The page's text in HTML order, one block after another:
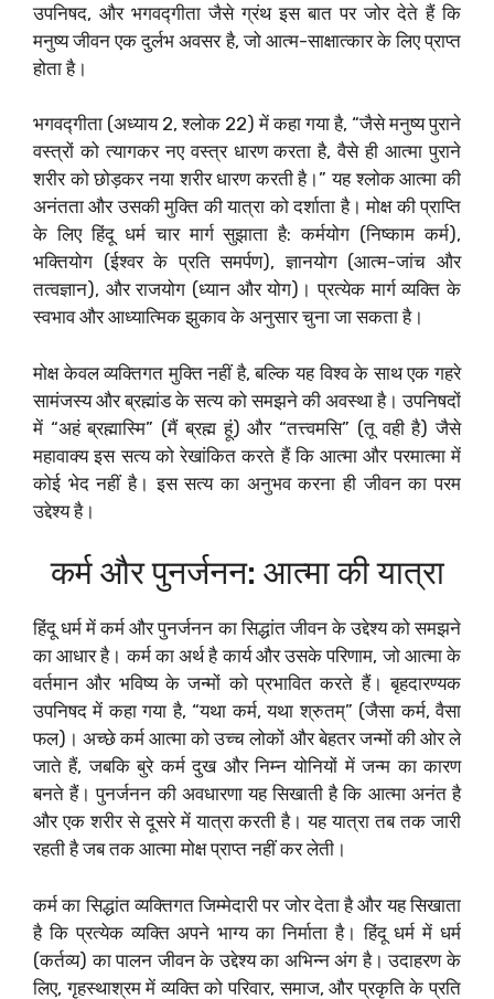
उपनिषद, और भगवद्गीता जैसे ग्रंथ इस बात पर जोर देते हैं कि
मनुष्य जीवन एक दुर्लभ अवसर है, जो आत्म-साक्षात्कार के लिए प्राप्त
होता है।
भगवद्गीता (अध्याय 2, श्लोक 22) में कहा गया है, “जैसे मनुष्य पुराने
वस्त्रों को त्यागकर नए वस्त्र धारण करता है, वैसे ही आत्मा पुराने
शरीर को छोड़कर नया शरीर धारण करती है।” यह श्लोक आत्मा की
अनंतता और उसकी मुक्ति की यात्रा को दर्शाता है। मोक्ष की प्राप्ति
के लिए हिंदू धर्म चार मार्ग सुझाता है: कर्मयोग (निष्काम कर्म),
भक्तियोग (ईश्वर के प्रति समर्पण), ज्ञानयोग (आत्म-जांच और
तत्वज्ञान), और राजयोग (ध्यान और योग)। प्रत्येक मार्ग व्यक्ति के
स्वभाव और आध्यात्मिक झुकाव के अनुसार चुना जा सकता है।
मोक्ष केवल व्यक्तिगत मुक्ति नहीं है, बल्कि यह विश्व के साथ एक गहरे
सामंजस्य और ब्रह्मांड के सत्य को समझने की अवस्था है। उपनिषदों
में “अहं ब्रह्मास्मि” (मैं ब्रह्म हूं) और “तत्त्वमसि” (तू वही है) जैसे
महावाक्य इस सत्य को रेखांकित करते हैं कि आत्मा और परमात्मा में
कोई भेद नहीं है। इस सत्य का अनुभव करना ही जीवन का परम
उद्देश्य है।
कर्म और पुनर्जनन: आत्मा की यात्रा
हिंदू धर्म में कर्म और पुनर्जनन का सिद्धांत जीवन के उद्देश्य को समझने
का आधार है। कर्म का अर्थ है कार्य और उसके परिणाम, जो आत्मा के
वर्तमान और भविष्य के जन्मों को प्रभावित करते हैं। बृहदारण्यक
उपनिषद में कहा गया है, “यथा कर्म, यथा श्रुतम्” (जैसा कर्म, वैसा
फल)। अच्छे कर्म आत्मा को उच्च लोकों और बेहतर जन्मों की ओर ले
जाते हैं, जबकि बुरे कर्म दुख और निम्न योनियों में जन्म का कारण
बनते हैं। पुनर्जनन की अवधारणा यह सिखाती है कि आत्मा अनंत है
और एक शरीर से दूसरे में यात्रा करती है। यह यात्रा तब तक जारी
रहती है जब तक आत्मा मोक्ष प्राप्त नहीं कर लेती।
कर्म का सिद्धांत व्यक्तिगत जिम्मेदारी पर जोर देता है और यह सिखाता
है कि प्रत्येक व्यक्ति अपने भाग्य का निर्माता है। हिंदू धर्म में धर्म
(कर्तव्य) का पालन जीवन के उद्देश्य का अभिन्न अंग है। उदाहरण के
लिए, गृहस्थाश्रम में व्यक्ति को परिवार, समाज, और प्रकृति के प्रति